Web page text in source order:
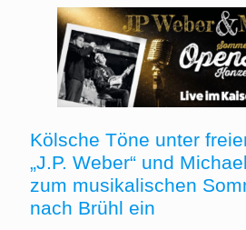
Kölsche Töne unter
„J.P. Weber“ und
zum musikalischen
nach Brühl ein